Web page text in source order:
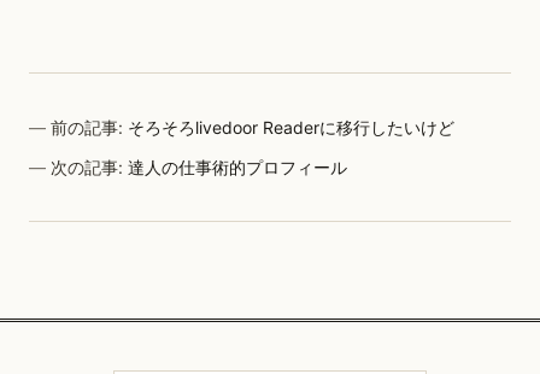
前の記事: そろそろlivedoor Readerに移行したいけど
次の記事:達人の仕事術的プロフィール